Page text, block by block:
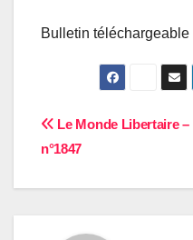
Bulletin téléchargeable
Navigation
Le Monde Libertaire –
n°1847